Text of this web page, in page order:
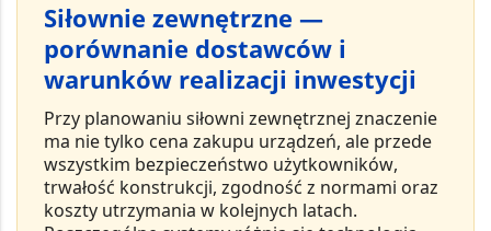
Siłownie zewnętrzne —
porównanie dostawców i
warunków realizacji inwestycji
Przy planowaniu siłowni zewnętrznej znaczenie
ma nie tylko cena zakupu urządzeń, ale przede
wszystkim bezpieczeństwo użytkowników,
trwałość konstrukcji, zgodność z normami oraz
koszty utrzymania w kolejnych latach.